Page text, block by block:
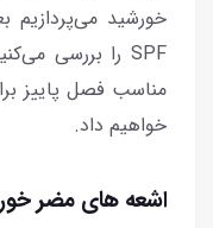
خورشید می‌پردازیم
مناسب فصل پاییز
خواهیم داد.
اشعه های مضر